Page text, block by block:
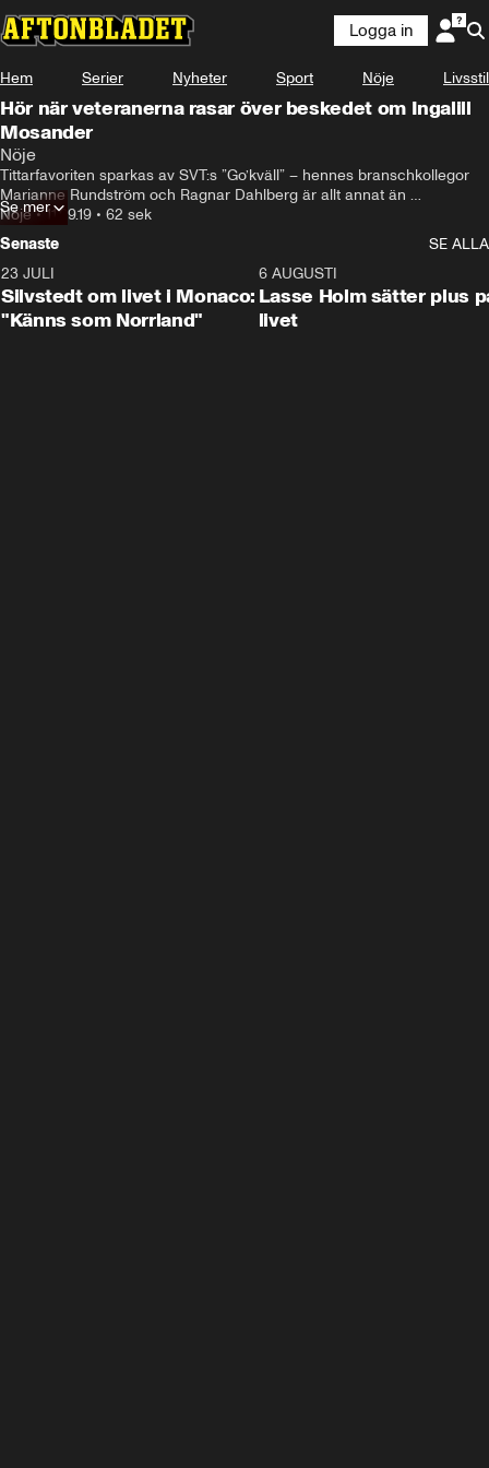
Logga in
Hem Serier Nyheter Sport Nöje Livsstil
Hör när veteranerna rasar över beskedet om Ingalill
Mosander
Nöje
Tittarfavoriten sparkas av SVT:s ”Go’kväll” – hennes branschkollegor
Marianne Rundström och Ragnar Dahlberg är allt annat än
imponerade
Nöje•11.09.19 • 62 sek
Se mer
Senaste
SE ALLA
23 JULI
Silvstedt om livet i Monaco:
"Känns som Norrland"
6 AUGUSTI
Lasse Holm sätter plus
livet